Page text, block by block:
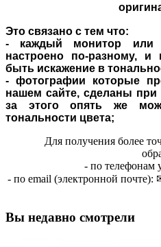
Это связано с тем что:
- каждый монитор или
настроено по-разному,
быть искажение в
- фотографии которые
нашем сайте, сделаны
за этого опять же
тональности цвета;
Для получения более
- по телефонам
- по email (электронной почте):
Вы недавно смотрели